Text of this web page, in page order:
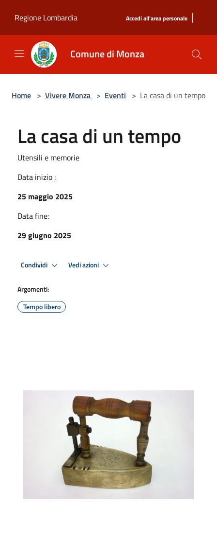
Regione Lombardia
Accedi all'area personale |
Comune di Monza
Home > Vivere Monza > Eventi > La casa di un tempo
La casa di un tempo
Utensili e memorie
Data inizio :
25 maggio 2025
Data fine:
29 giugno 2025
Condividi Vedi azioni
Argomenti:
Tempo libero